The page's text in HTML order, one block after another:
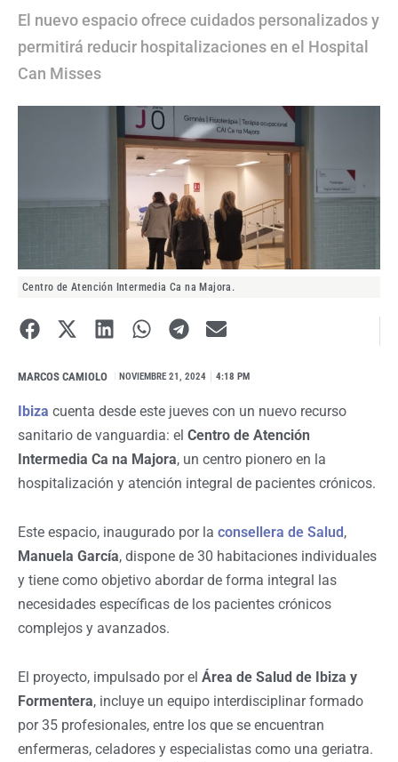
El nuevo espacio ofrece cuidados personalizados y
permitirá reducir hospitalizaciones en el Hospital
Can Misses
Centro de Atención Intermedia Ca na Majora.
MARCOS CAMIOLO NOVIEMBRE 21, 2024 4:18 PM
Ibiza cuenta desde este jueves con un nuevo recurso
sanitario de vanguardia: el Centro de Atención
Intermedia Ca na Majora, un centro pionero en la
hospitalización y atención integral de pacientes crónicos.
Este espacio, inaugurado por la consellera de Salud,
Manuela García, dispone de 30 habitaciones individuales
y tiene como objetivo abordar de forma integral las
necesidades específicas de los pacientes crónicos
complejos y avanzados.
El proyecto, impulsado por el Área de Salud de Ibiza y
Formentera, incluye un equipo interdisciplinar formado
por 35 profesionales, entre los que se encuentran
enfermeras, celadores y especialistas como una geriatra.